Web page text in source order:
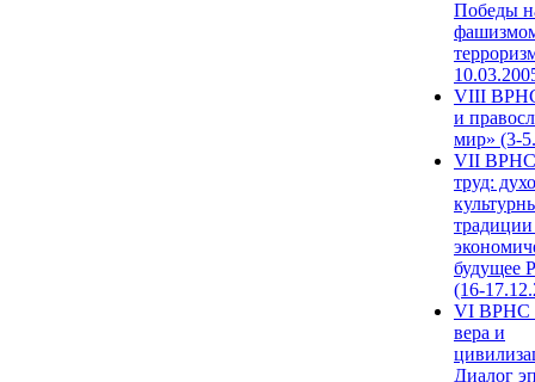
Победы
VIII
и
мир» (3-
VII ВРНС
труд:
будущее
(16-
VI ВРНС
вера и
Диалог